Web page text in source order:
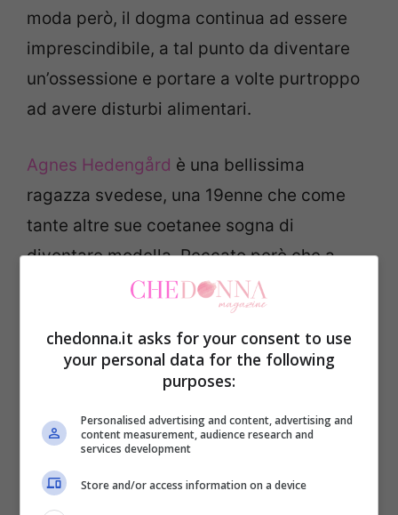
moda però, il dogma continua ad essere
imprescindibile, a tal punto da diventare
un’ossessione e portare a volte purtroppo
ad avere disturbi alimentari.
Agnes Hedengård è una bellissima
ragazza svedese, una 19enne che come
tante altre sue coetanee sogna di
diventare modella. Peccato però che a
stroncare il suo sogno siano stati “gli
esperti del settore” che l’hanno scartata
definendola troppo formosa.
“Ho lavorato per 5 anni nel
mondo della moda, ma ora non
ho più lavoro perchè dicono
chedonna.it asks for your consent to use
your personal data for the following
purposes:
Personalised advertising and content, advertising and
content measurement, audience research and
services development
Store and/or access information on a device